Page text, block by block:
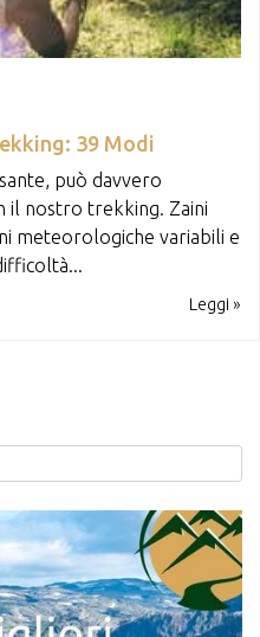
39 Modi
può davvero
il nostro trekking. Zaini
meteorologiche variabili e
Leggi »